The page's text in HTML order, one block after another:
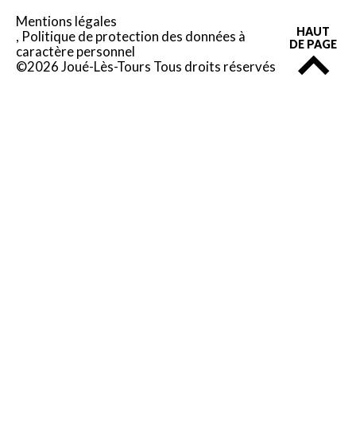
Mentions légales
Politique de protection des données à
caractère personnel
©2026 Joué-Lès-Tours Tous droits réservés
HAUT
DE PAGE